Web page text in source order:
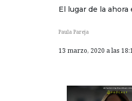
El lugar de la
Paula Pareja
13 marzo, 2020 a las